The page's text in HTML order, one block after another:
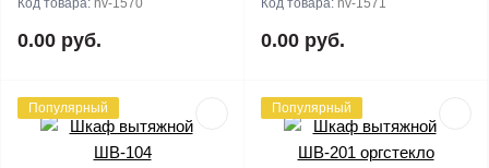
Код товара: nv-1570
0.00 руб.
Код товара: nv-1571
0.00 руб.
Популярный Популярный